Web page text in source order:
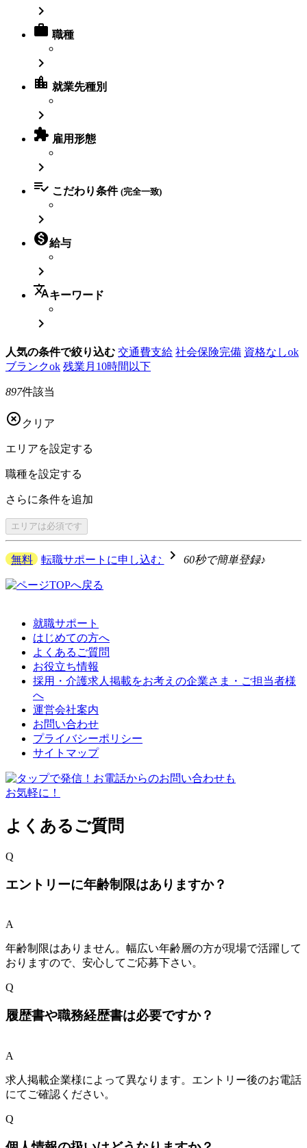

 職種

location_city 就業先種別

 雇用形態

 こだわり条件 (完全一致)

給与

translateキーワード

人気の条件で絞り込む 交通費支給 社会保険完備 資格なしok
ブランクok 残業月10時間以下
897件該当
 クリア
エリアを設定する
職種を設定する
さらに条件を追加
エリアは必須です
無料 転職サポートに申し込む navigate_next 60秒で簡単登録♪
就職サポート
はじめての方へ
よくあるご質問
お役立ち情報
採用・介護求人掲載をお考えの企業さま・ご担当者様
へ
運営会社案内
お問い合わせ
プライバシーポリシー
サイトマップ
よくあるご質問
Q
エントリーに年齢制限はありますか？
A
年齢制限はありません。幅広い年齢層の方が現場で活躍して
おりますので、安心してご応募下さい。
Q
履歴書や職務経歴書は必要ですか？
A
求人掲載企業様によって異なります。エントリー後のお電話
にてご確認ください。
Q